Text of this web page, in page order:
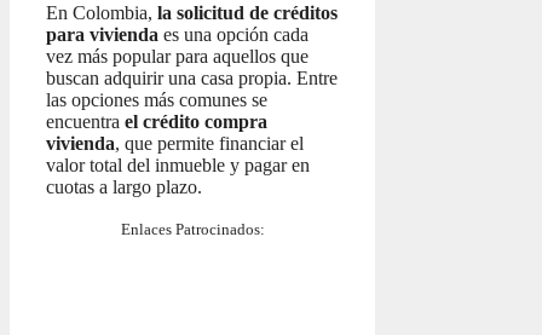
En Colombia, la solicitud de créditos
para vivienda es una opción cada
vez más popular para aquellos que
buscan adquirir una casa propia. Entre
las opciones más comunes se
encuentra el crédito compra
vivienda, que permite financiar el
valor total del inmueble y pagar en
cuotas a largo plazo.
Enlaces Patrocinados: